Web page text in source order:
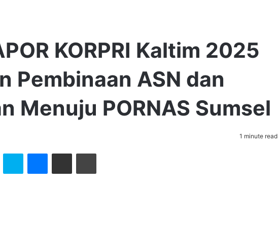
KORPRI Kaltim 2025
Pembinaan ASN dan
Menuju PORNAS Sumsel
1 minute read
Skype Messenger
Share via Email Cetak